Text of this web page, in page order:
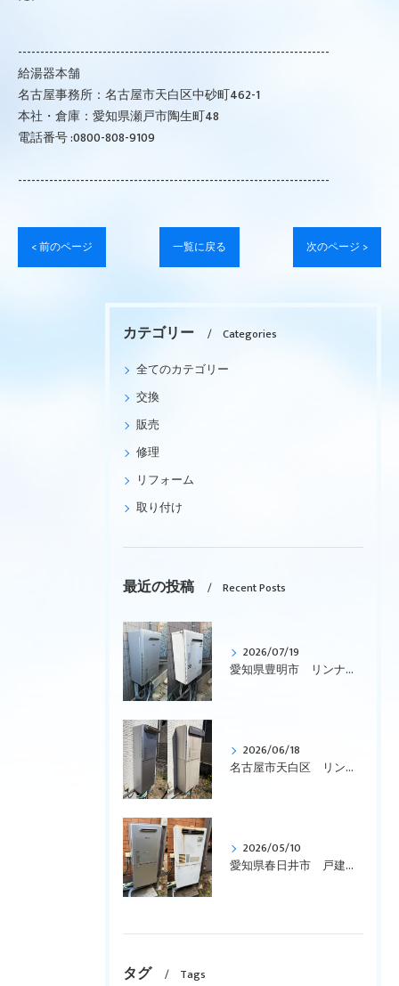
----------------------------------------------------------------------
給湯器本舗
名古屋事務所：名古屋市天白区中砂町462-1
本社・倉庫：愛知県瀬戸市陶生町48
電話番号 :0800-808-9109
----------------------------------------------------------------------
< 前のページ 一覧に戻る 次のページ >
カテゴリー
Categories
全てのカテゴリー
交換
販売
修理
リフォーム
取り付け
最近の投稿 Recent Posts
2026/07/19
愛知県豊明市 リンナイ、ガス給湯暖房用熱源機、エコジョーズ、壁掛型「RUFH-K2403AW2-3(A)」から「RUFH-E2407SAW(A)」への交換です
2026/06/18
名古屋市天白区 リンナイ、エコジョーズ、ガス給湯暖房用熱源機、コンパクトタイプ「RVD-E2401SAW2-1」を「RVD-E2405SAW2-1(C)」へ取替えです。
2026/05/10
愛知県春日井市 戸建て、リンナイ、壁掛型、暖房付き「RUFH-VD2400SAW2-3」からエコジョーズ「RVD-E2405SAW2-3(C)」に交換しました。
タグ Tags